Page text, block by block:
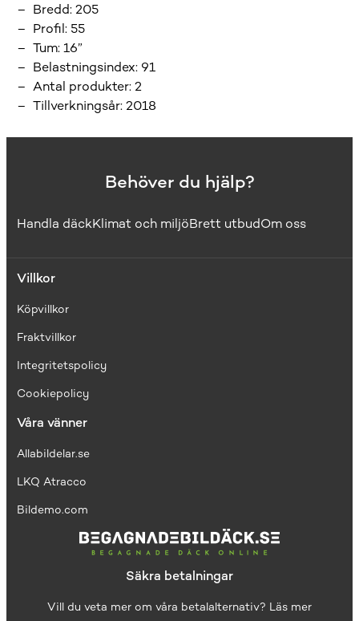
Bredd:205
Profil: 55
Tum:16”
Belastningsindex: 91
Antal produkter:2
Tillverkningsår:2018
Behöver du hjälp?
Handla däckKlimat och miljöBrett utbudOm oss
Villkor
Köpvillkor
Fraktvillkor
Integritetspolicy
Cookiepolicy
Våra vänner
Allabildelar.se
LKQ Atracco
Bildemo.com
Säkra betalningar
Vill du veta mer om våra betalalternativ? Läs mer